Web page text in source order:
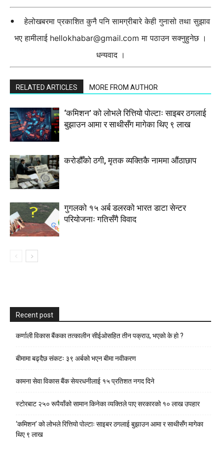
हेलोखबरमा प्रकाशित कुनै पनि सामग्रीबारे केही गुनासो तथा सुझाव
भए हामीलाई hellokhabar@gmail.com मा पठाउन सक्नुहुनेछ ।
धन्यवाद ।
RELATED ARTICLES MORE FROM AUTHOR
‘कमिशन’ को लोभले रित्तियो पोल्टाः साइबर ठगलाई
बुझाउन आमा र साथीसँग मागेका थिए ९ लाख
करोडौँको ठगी, मृतक व्यक्तिकै नाममा औंठाछाप
गुगलको १५ अर्ब डलरको भारत डाटा सेन्टर
परियोजनाः गतिसँगै विवाद
Recent post
कर्णाली विकास बैंकका तत्कालीन सीईओसहित तीन पक्राउ, भएकाे के हाे ?
बीमामा बढ्दैछ संकटः ३९ अर्बको भएन बीमा नवीकरण
कामना सेवा विकास बैंक सेयरधनीलाई १५ प्रतिशत नगद दिने
स्टाेरबाट २५० रूपैयाँको सामान किनेका व्यक्तिले पाए सरकारको १० लाख उपहार
‘कमिशन’ को लोभले रित्तियो पोल्टाः साइबर ठगलाई बुझाउन आमा र साथीसँग मागेका
थिए ९ लाख